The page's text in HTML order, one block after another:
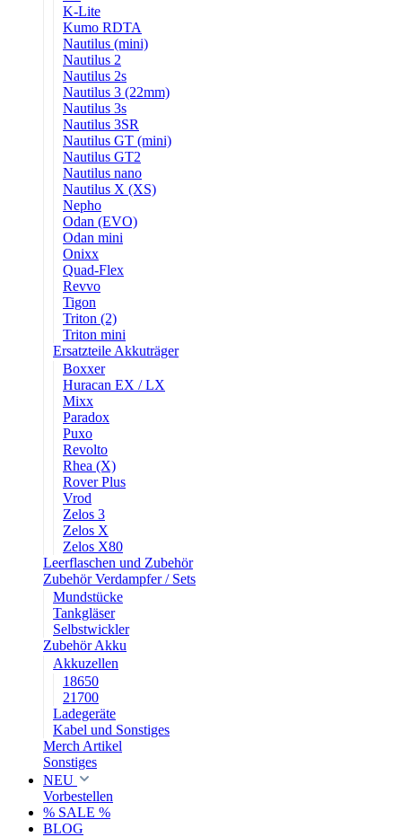
K-Lite
Kumo RDTA
Nautilus (mini)
Nautilus 2
Nautilus 2s
Nautilus 3 (22mm)
Nautilus 3s
Nautilus 3SR
Nautilus GT (mini)
Nautilus GT2
Nautilus nano
Nautilus X (XS)
Nepho
Odan (EVO)
Odan mini
Onixx
Quad-Flex
Revvo
Tigon
Triton (2)
Triton mini
Ersatzteile Akkuträger
Boxxer
Huracan EX / LX
Mixx
Paradox
Puxo
Revolto
Rhea (X)
Rover Plus
Vrod
Zelos 3
Zelos X
Zelos X80
Leerflaschen und Zubehör
Zubehör Verdampfer / Sets
Mundstücke
Tankgläser
Selbstwickler
Zubehör Akku
Akkuzellen
18650
21700
Ladegeräte
Kabel und Sonstiges
Merch Artikel
Sonstiges
NEU
Vorbestellen
% SALE %
BLOG